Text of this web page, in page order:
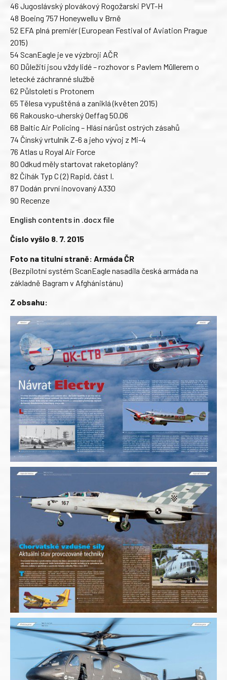
46 Jugoslávský plovákový Rogožarski PVT-H
48 Boeing 757 Honeywellu v Brně
52 EFA plná premiér (European Festival of Aviation Prague
2015)
54 ScanEagle je ve výzbroji AČR
60 Důležití jsou vždy lidé – rozhovor s Pavlem Müllerem o
letecké záchranné službě
62 Půlstoletí s Protonem
65 Tělesa vypuštěná a zaniklá (květen 2015)
66 Rakousko-uherský Oeffag 50.06
68 Baltic Air Policing – Hlásí nárůst ostrých zásahů
74 Čínský vrtulník Z-6 a jeho vývoj z Mi-4
76 Atlas u Royal Air Force
80 Odkud měly startovat raketoplány?
82 Čihák Typ C (2) Rapid, část I.
87 Dodán první inovovaný A330
90 Recenze
English contents in .docx file
Číslo vyšlo 8. 7. 2015
Foto na titulní straně: Armáda ČR
(Bezpilotní systém ScanEagle nasadila česká armáda na
základně Bagram v Afghánistánu)
Z obsahu: